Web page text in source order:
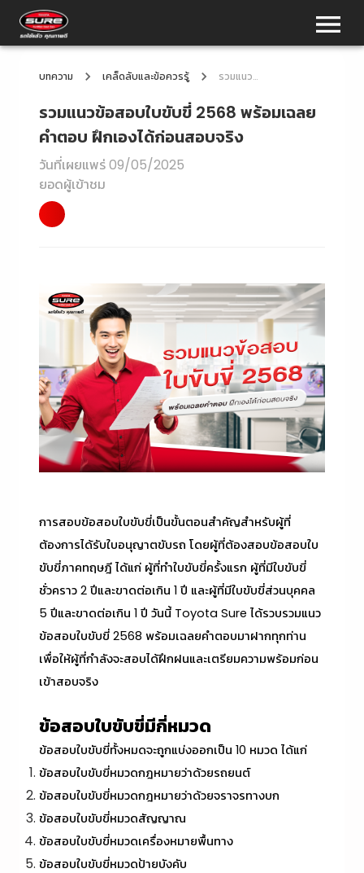
บทความ เคล็ดลับและข้อควรรู้ รวมแนวข้อสอบใบขับขี่ 2568 พร้อมเฉลยคำตอบ ฝึกเองได้ก่อนสอบจริง
รวมแนวข้อสอบใบขับขี่ 2568 พร้อมเฉลย
คำตอบ ฝึกเองได้ก่อนสอบจริง
วันที่เผยแพร่09/05/2025
ยอดผู้เข้าชม
การสอบข้อสอบใบขับขี่เป็นขั้นตอนสำคัญสำหรับผู้ที่
ต้องการได้รับใบอนุญาตขับรถ โดยผู้ที่ต้องสอบข้อสอบใบ
ขับขี่ภาคทฤษฎี ได้แก่ ผู้ที่ทำใบขับขี่ครั้งแรก ผู้ที่มีใบขับขี่
ชั่วคราว 2 ปีและขาดต่อเกิน 1 ปี และผู้ที่มีใบขับขี่ส่วนบุคคล
5 ปีและขาดต่อเกิน 1 ปี วันนี้ Toyota Sure ได้รวบรวมแนว
ข้อสอบใบขับขี่ 2568 พร้อมเฉลยคำตอบมาฝากทุกท่าน
เพื่อให้ผู้ที่กำลังจะสอบได้ฝึกฝนและเตรียมความพร้อมก่อน
เข้าสอบจริง
ข้อสอบใบขับขี่มีกี่หมวด
ข้อสอบใบขับขี่ทั้งหมดจะถูกแบ่งออกเป็น 10 หมวด ได้แก่
ข้อสอบใบขับขี่หมวดกฎหมายว่าด้วยรถยนต์
ข้อสอบใบขับขี่หมวดกฎหมายว่าด้วยจราจรทางบก
ข้อสอบใบขับขี่หมวดสัญญาณ
ข้อสอบใบขับขี่หมวดเครื่องหมายพื้นทาง
ข้อสอบใบขับขี่หมวดป้ายบังคับ